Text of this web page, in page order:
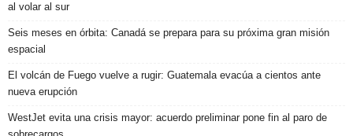
al volar al sur
Seis meses en órbita: Canadá se prepara para su próxima gran misión
espacial
El volcán de Fuego vuelve a rugir: Guatemala evacúa a cientos ante
nueva erupción
WestJet evita una crisis mayor: acuerdo preliminar pone fin al paro de